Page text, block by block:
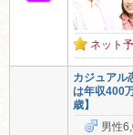
ネット
カジュアル
は年収400
歳】
男性